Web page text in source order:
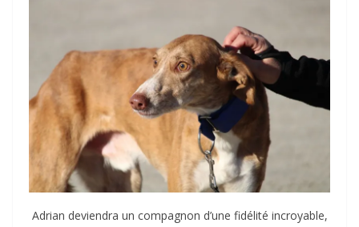
Adrian deviendra un compagnon d’une fidélité incroyable,